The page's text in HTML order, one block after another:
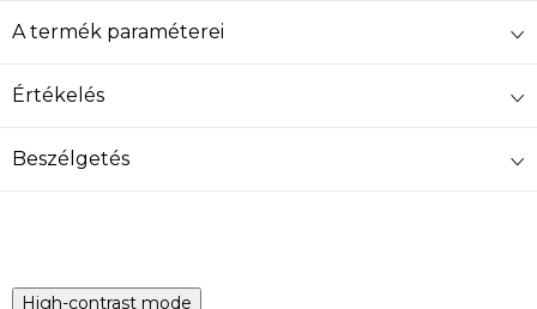
A termék paraméterei
Értékelés
Beszélgetés
High-contrast mode